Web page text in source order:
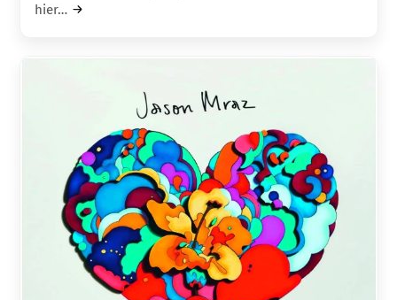
hier…